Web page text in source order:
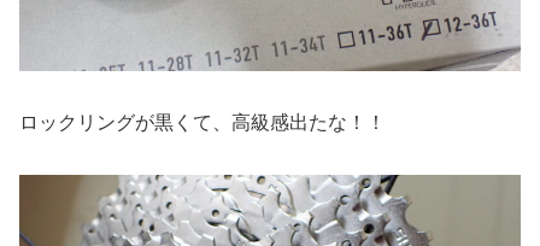
ロックリングが黒くて、高級感出たな！！